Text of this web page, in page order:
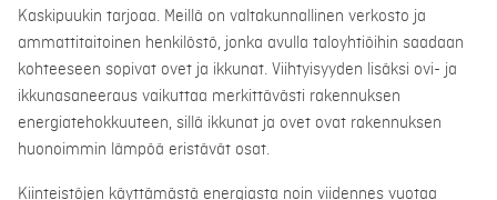
Kaskipuukin tarjoaa. Meillä on valtakunnallinen verkosto ja
ammattitaitoinen henkilöstö, jonka avulla taloyhtiöihin saadaan
kohteeseen sopivat ovet ja ikkunat. Viihtyisyyden lisäksi ovi- ja
ikkunasaneeraus vaikuttaa merkittävästi rakennuksen
energiatehokkuuteen, sillä ikkunat ja ovet ovat rakennuksen
huonoimmin lämpöä eristävät osat.
Kiinteistöjen käyttämästä energiasta noin viidennes vuotaa